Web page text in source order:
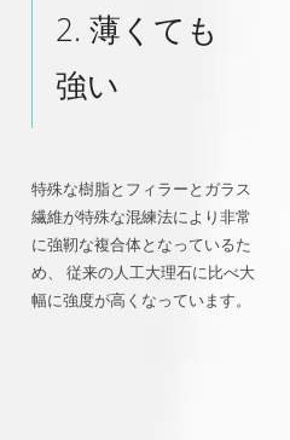
2. 薄くても
強い
特殊な樹脂とフィラーとガラス
繊維が特殊な混練法により非常
に強靭な複合体となっているた
め、 従来の人工大理石に比べ大
幅に強度が高くなっています。